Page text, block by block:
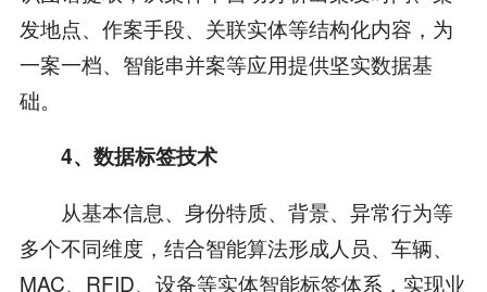
发地点、作案手段、关联实体等结构化内容，为
一案一档、智能串并案等应用提供坚实数据基
础。
4、数据标签技术
从基本信息、身份特质、背景、异常行为等
多个不同维度，结合智能算法形成人员、车辆、
MAC、RFID、设备等实体智能标签体系，实现业